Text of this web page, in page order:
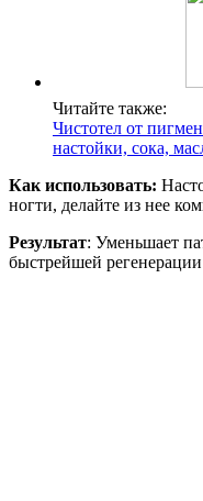
Читайте также:
Чистотел от
настойки, сока,
Как использовать:
ногти, делайте из нее
Результат: Уменьшает
быстрейшей регенерации